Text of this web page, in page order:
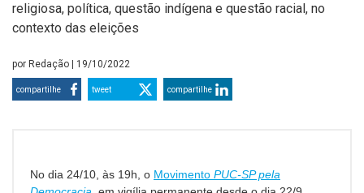
religiosa, política, questão indígena e questão racial, no
contexto das eleições
por Redação | 19/10/2022
compartilhe tweet compartilhe
No dia 24/10, às 19h, o Movimento PUC-SP pela